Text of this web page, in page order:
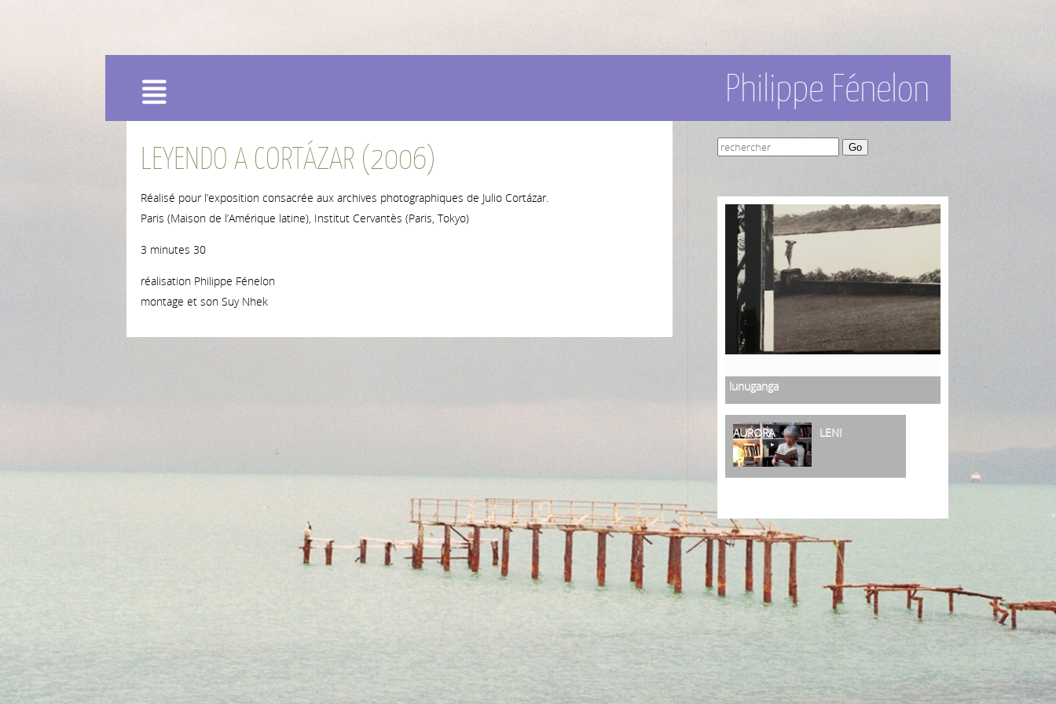
Philippe Fénelon
LEYENDO A CORTÁZAR (2006)
Réalisé pour l’exposition consacrée aux archives photographiques de Julio Cortázar.
Paris (Maison de l’Amérique latine), Institut Cervantès (Paris, Tokyo)
3 minutes 30
réalisation Philippe Fénelon
montage et son Suy Nhek
Go
lunuganga
AURORA LENI